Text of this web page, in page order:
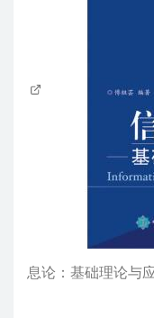
息论：基础理论与